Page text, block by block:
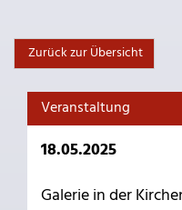
Zurück zur Übersicht
Veranstaltung
18.05.2025
Galerie in der